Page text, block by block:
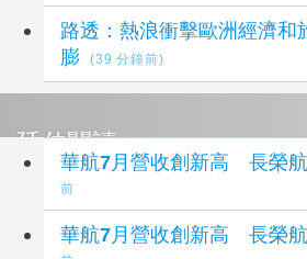
路透：熱浪衝擊歐洲經濟
膨
(39 分鐘前)
延伸閱讀
華航7月營收創新高 長榮
前
華航7月營收創新高 長榮